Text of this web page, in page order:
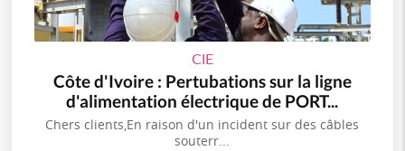
CIE
Côte d'Ivoire : Pertubations sur la ligne
d'alimentation électrique de PORT...
Chers clients,En raison d'un incident sur des câbles
souterr...